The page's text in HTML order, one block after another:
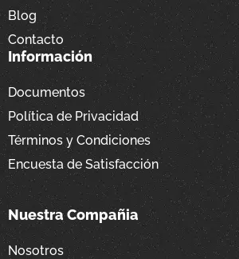
Blog
Contacto
Información
Documentos
Política de Privacidad
Términos y Condiciones
Encuesta de Satisfacción
Nuestra Compañia
Nosotros